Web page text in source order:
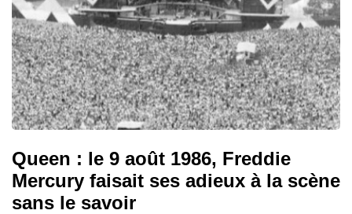
Queen : le 9 août 1986, Freddie
Mercury faisait ses adieux à la scène
sans le savoir